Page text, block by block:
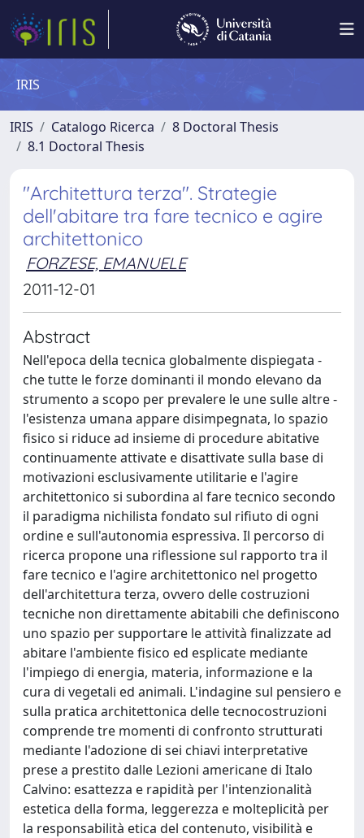
IRIS
IRIS Catalogo Ricerca
8 Doctoral Thesis
8.1 Doctoral Thesis
"Architettura terza". Strategie
dell'abitare tra fare tecnico e agire
architettonico
FORZESE, EMANUELE
2011-12-01
Abstract
Nell'epoca della tecnica globalmente dispiegata -
che tutte le forze dominanti il mondo elevano da
strumento a scopo per prevalere le une sulle altre -
l'esistenza umana appare disimpegnata, lo spazio
fisico si riduce ad insieme di procedure abitative
continuamente attivate e disattivate sulla base di
motivazioni esclusivamente utilitarie e l'agire
architettonico si subordina al fare tecnico secondo
il paradigma nichilista fondato sul rifiuto di ogni
ordine e sull'autonomia espressiva. Il percorso di
ricerca propone una riflessione sul rapporto tra il
fare tecnico e l'agire architettonico nel progetto
dell'architettura terza, ovvero delle costruzioni
tecniche non direttamente abitabili che definiscono
uno spazio per supportare le attività finalizzate ad
abitare l'ambiente fisico ed esplicate mediante
l'impiego di energia, materia, informazione e la
cura di vegetali ed animali. L'indagine sul pensiero e
sulla pratica architettonica delle tecnocostruzioni
comprende tre momenti di confronto strutturati
mediante l'adozione di sei chiavi interpretative
prese a prestito dalle Lezioni americane di Italo
Calvino: esattezza e rapidità per l'intenzionalità
estetica della forma, leggerezza e molteplicità per
la responsabilità etica del contenuto, visibilità e